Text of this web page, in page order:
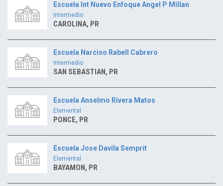
Escuela Int Nuevo Enfoque Angel P Millan
Intermedio
CAROLINA, PR
Escuela Narciso Rabell Cabrero
Intermedio
SAN SEBASTIAN, PR
Escuela Anselmo Rivera Matos
Elemental
PONCE, PR
Escuela Jose Davila Semprit
Elemental
BAYAMON, PR